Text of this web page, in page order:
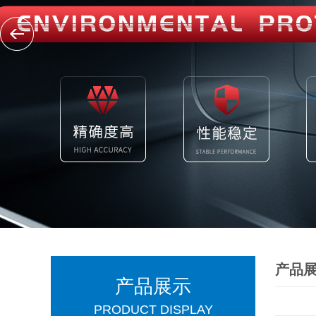
产品展示
PRODUCT DISPLAY
产品